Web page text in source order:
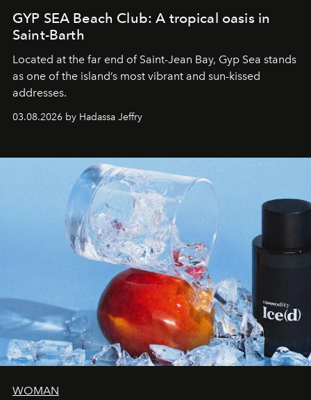
GYP SEA Beach Club: A tropical oasis in
Saint-Barth
Located at the far end of Saint-Jean Bay, Gyp Sea stands
as one of the island’s most vibrant and sun-kissed
addresses.
03.08.2026 by Hadassa Jeffry
WOMAN